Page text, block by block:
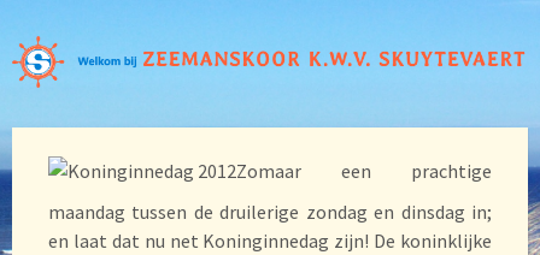
Zomaar een prachtige
maandag tussen de druilerige zondag en dinsdag in;
en laat dat nu net Koninginnedag zijn! De koninklijke